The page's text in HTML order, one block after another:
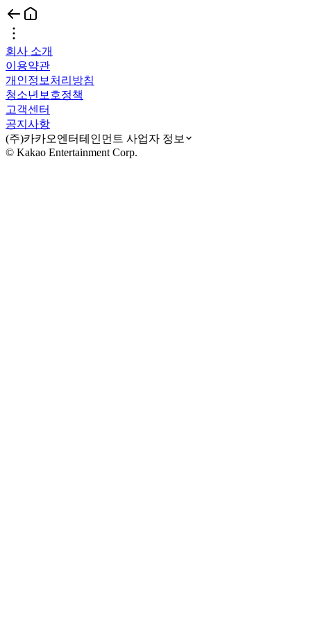
회사 소개
이용약관
개인정보처리방침
청소년보호정책
고객센터
공지사항
(주)카카오엔터테인먼트 사업자 정보
© Kakao Entertainment Corp.